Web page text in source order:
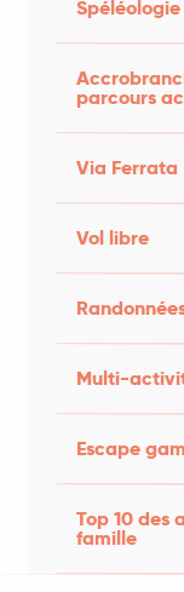
Spéléologie
parcours
Via Ferrata
Vol libre
Multi-
Escape
Top 10 des
famille